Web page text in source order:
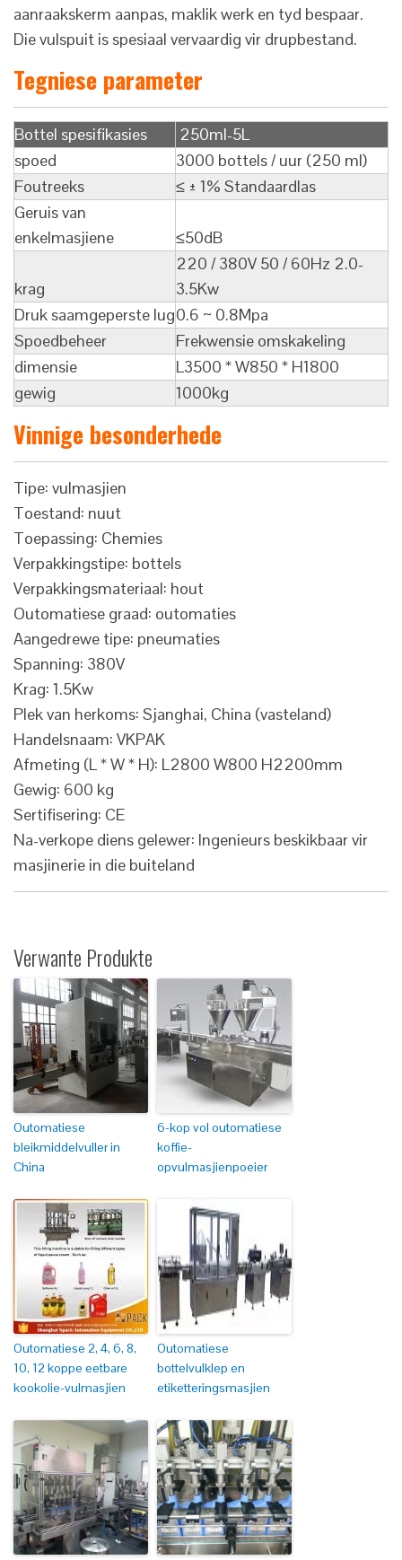
aanraakskerm aanpas, maklik werk en tyd bespaar.
Die vulspuit is spesiaal vervaardig vir drupbestand.
Tegniese parameter
Bottel spesifikasies
250ml-5L
spoed
3000 bottels / uur (250 ml)
Foutreeks
≤ ± 1% Standaardlas
Geruis van
enkelmasjiene
≤50dB
krag
220 / 380V 50 / 60Hz 2.0-
3.5Kw
Druk saamgeperste lug0.6 ~ 0.8Mpa
Spoedbeheer
Frekwensie omskakeling
dimensie
L3500 * W850 * H1800
gewig
1000kg
Vinnige besonderhede
Tipe: vulmasjien
Toestand: nuut
Toepassing: Chemies
Verpakkingstipe: bottels
Verpakkingsmateriaal: hout
Outomatiese graad: outomaties
Aangedrewe tipe: pneumaties
Spanning: 380V
Krag: 1.5Kw
Plek van herkoms: Sjanghai, China (vasteland)
Handelsnaam: VKPAK
Afmeting (L * W * H): L2800 W800 H2200mm
Gewig: 600 kg
Sertifisering: CE
Na-verkope diens gelewer: Ingenieurs beskikbaar vir
masjinerie in die buiteland
Verwante Produkte
Outomatiese
bleikmiddelvuller in
China
6-kop vol outomatiese
koffie-
opvulmasjienpoeier
Outomatiese 2, 4, 6, 8,
10, 12 koppe eetbare
kookolie-vulmasjien
Outomatiese
bottelvulklep en
etiketteringsmasjien